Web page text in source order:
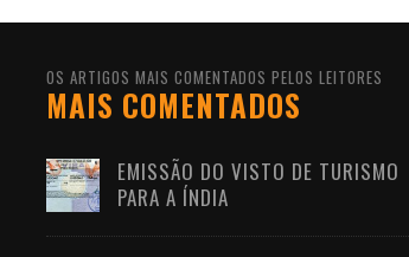
OS ARTIGOS MAIS COMENTADOS PELOS LEITORES
MAIS COMENTADOS
EMISSÃO DO VISTO DE TURISMO
PARA A ÍNDIA